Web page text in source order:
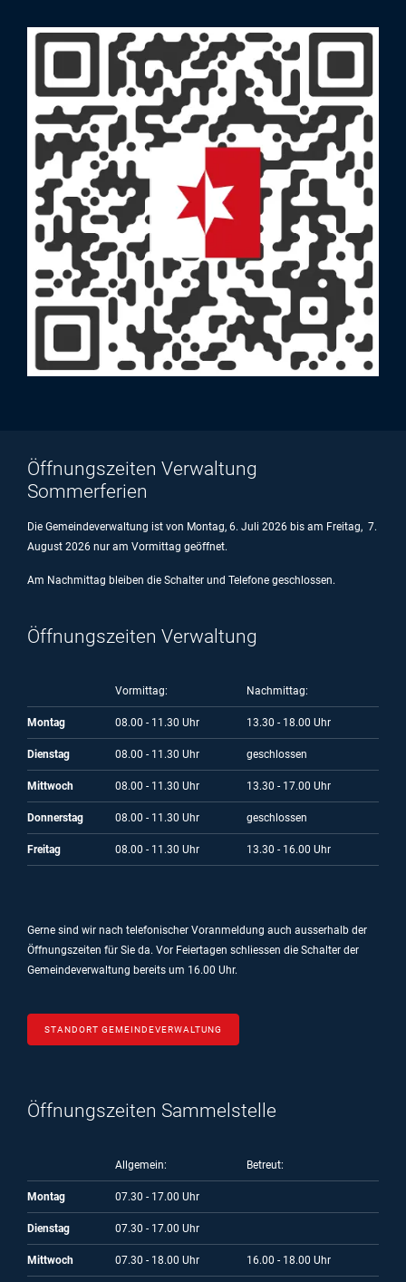
Öffnungszeiten Verwaltung
Sommerferien
Die Gemeindeverwaltung ist von Montag, 6. Juli 2026 bis am Freitag, 7.
August 2026 nur am Vormittag geöffnet.
Am Nachmittag bleiben die Schalter und Telefone geschlossen.
Öffnungszeiten Verwaltung
Vormittag: Nachmittag:
Montag 08.00 - 11.30 Uhr 13.30 - 18.00 Uhr
Dienstag 08.00 - 11.30 Uhr geschlossen
Mittwoch 08.00 - 11.30 Uhr 13.30 - 17.00 Uhr
Donnerstag 08.00 - 11.30 Uhr geschlossen
Freitag 08.00 - 11.30 Uhr 13.30 - 16.00 Uhr
Gerne sind wir nach telefonischer Voranmeldung auch ausserhalb der
Öffnungszeiten für Sie da. Vor Feiertagen schliessen die Schalter der
Gemeindeverwaltung bereits um 16.00 Uhr.
STANDORT GEMEINDEVERWALTUNG
Öffnungszeiten Sammelstelle
Allgemein: Betreut:
Montag 07.30 - 17.00 Uhr
Dienstag 07.30 - 17.00 Uhr
Mittwoch 07.30 - 18.00 Uhr 16.00 - 18.00 Uhr